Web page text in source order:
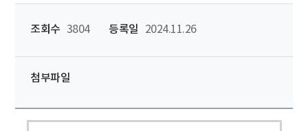
조회수 3804 등록일 2024.11.26
첨부파일